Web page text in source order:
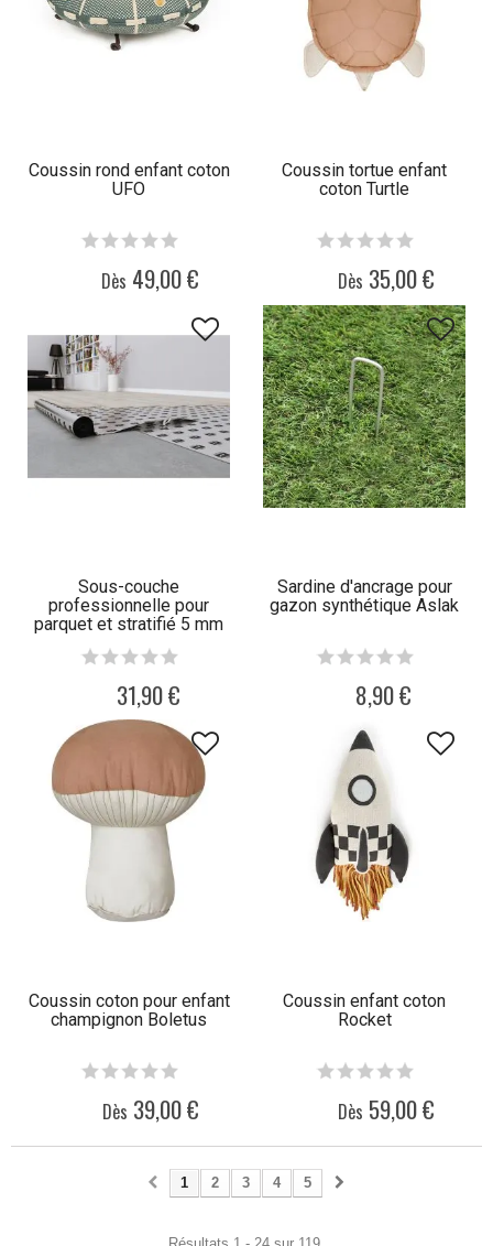
Coussin rond enfant coton
UFO
Dès 49,00 €
Coussin tortue enfant
coton Turtle
Dès 35,00 €
Sous-couche
professionnelle pour
parquet et stratifié 5 mm
31,90 €
Sardine d'ancrage pour
gazon synthétique Aslak
8,90 €
Coussin coton pour enfant
champignon Boletus
Dès 39,00 €
Coussin enfant coton
Rocket
Dès 59,00 €
1 2 3 4 5